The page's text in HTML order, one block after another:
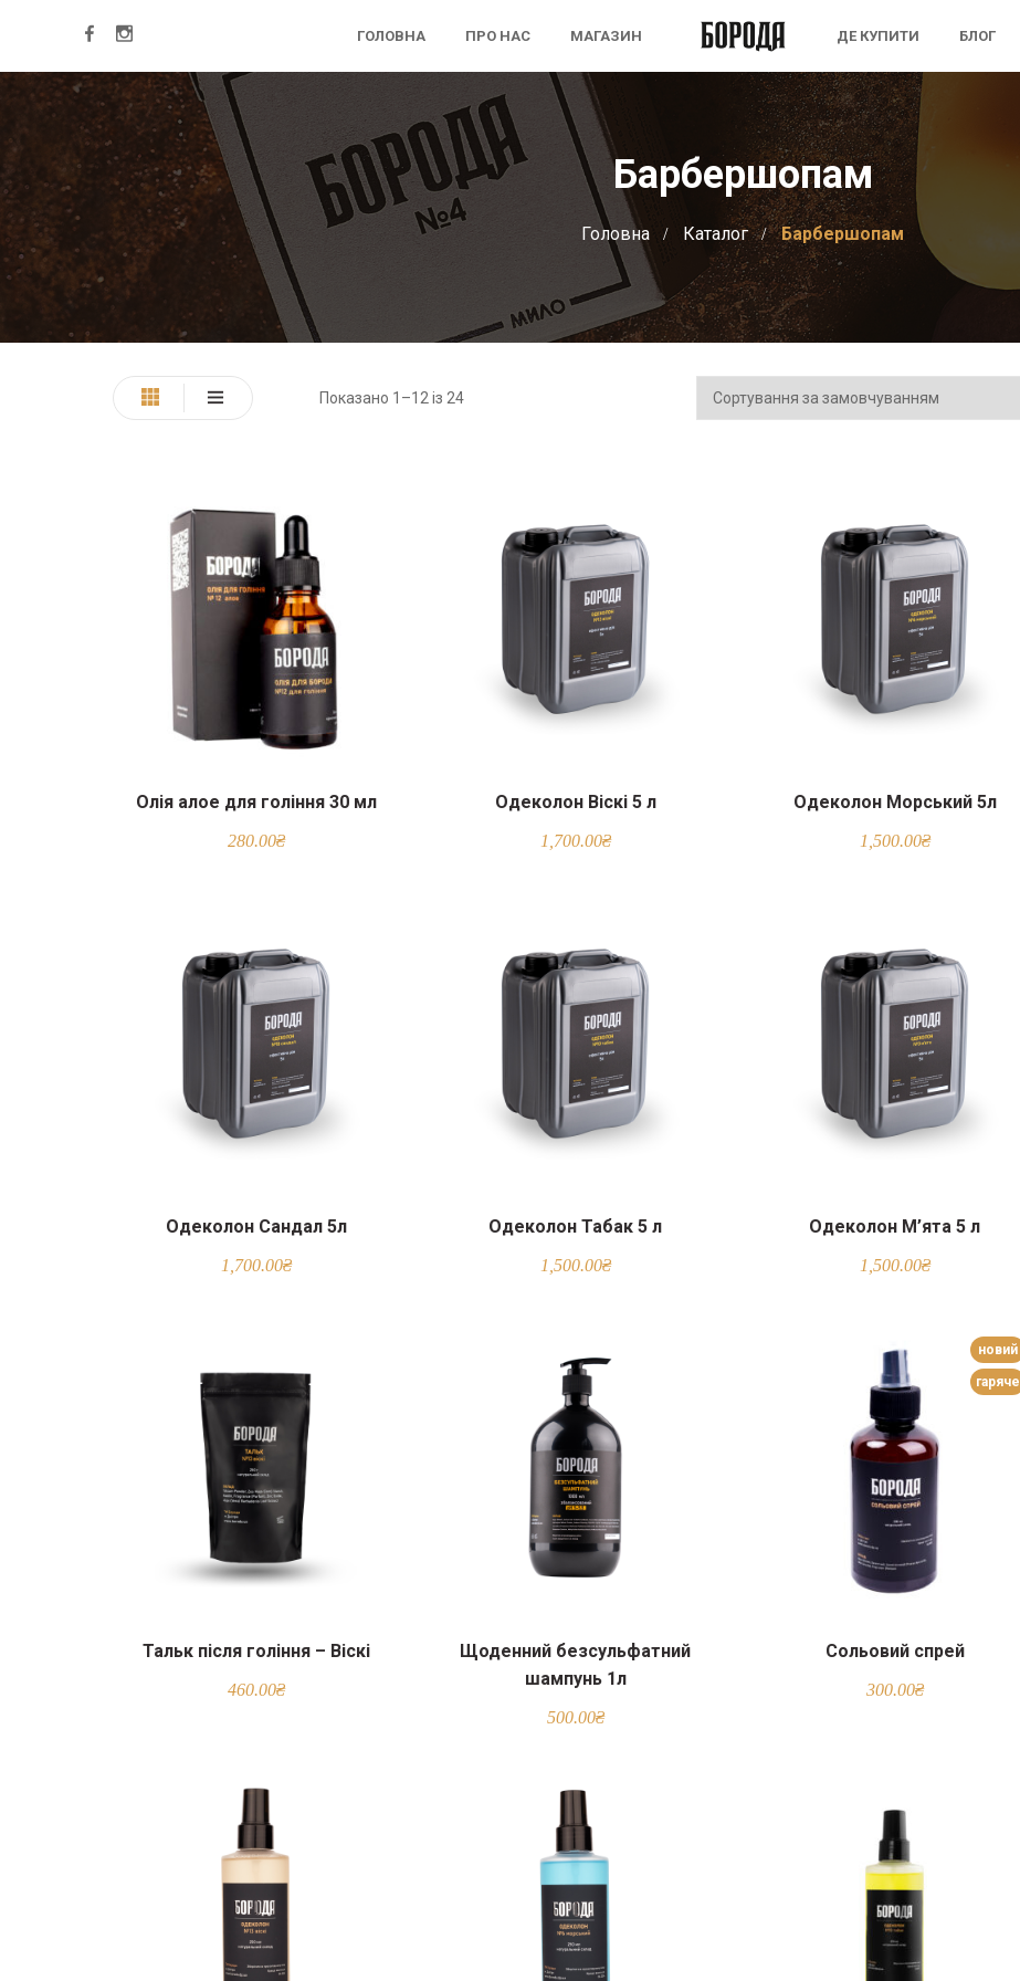
ГОЛОВНА ПРО НАС МАГАЗИН ДЕ КУПИТИ БЛОГ
Барбершопам
Головна Каталог Барбершопам
Показано 1–12 із 24
Олія алое для гоління 30 мл
280.00₴
Одеколон Віскі 5 л
1,700.00₴
Одеколон Морський 5л
1,500.00₴
Одеколон Сандал 5л
1,700.00₴
Одеколон Табак 5 л
1,500.00₴
Одеколон М’ята 5 л
1,500.00₴
Тальк після гоління – Віскі
460.00₴
Щоденний безсульфатний
шампунь 1л
500.00₴
новий
гаряче
Сольовий спрей
300.00₴